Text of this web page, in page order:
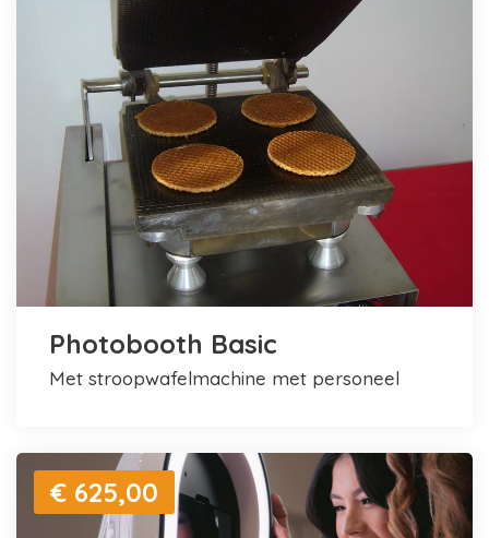
Photobooth Basic
met stroopwafelmachine met personeel
€ 625,00